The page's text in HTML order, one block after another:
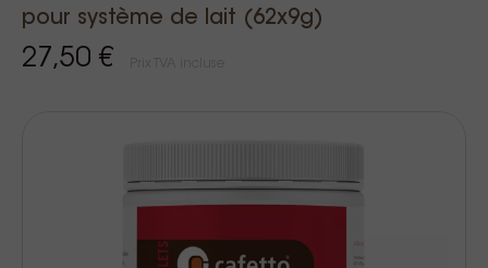
pour système de lait (62x9g)
27,50 €